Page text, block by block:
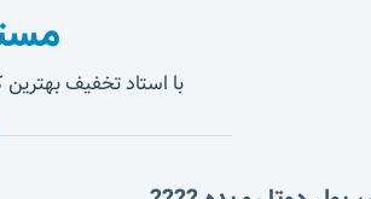
با استاد تخفیف